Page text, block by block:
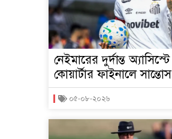
নেইমারের দুর্দান্ত অ্যাসিস্টে
কোয়ার্টার ফাইনালে সান্তোস
০৫-০৮-২০২৬